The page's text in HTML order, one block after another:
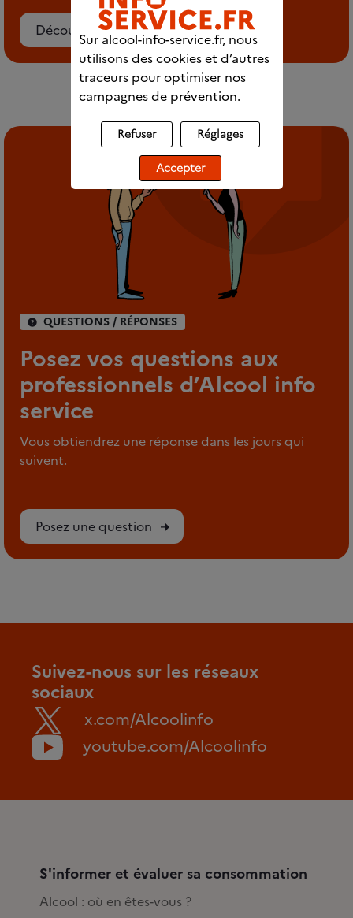
Découvrez le chat
QUESTIONS / RÉPONSES
Posez vos questions aux
professionnels d’Alcool info
service
Vous obtiendrez une réponse dans les jours qui
suivent.
Posez une question
Suivez-nous sur les réseaux
sociaux
x.com/Alcoolinfo
youtube.com/Alcoolinfo
S'informer et évaluer sa consommation
Alcool : où en êtes-vous ?
Sur alcool-info-service.fr, nous
utilisons des cookies et d’autres
traceurs pour optimiser nos
campagnes de prévention.
Refuser Réglages
Accepter